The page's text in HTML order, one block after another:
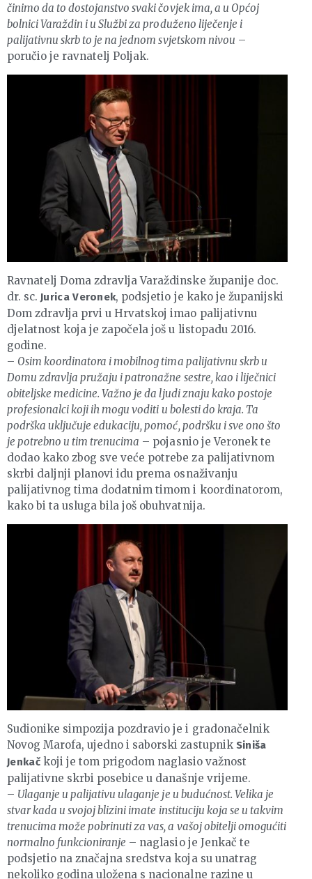
činimo da to dostojanstvo svaki čovjek ima, a u Općoj
bolnici Varaždin i u Službi za produženo liječenje i
palijativnu skrb to je na jednom svjetskom nivou –
poručio je ravnatelj Poljak.
Ravnatelj Doma zdravlja Varaždinske županije doc.
dr. sc.Jurica Veronek, podsjetio je kako je županijski
Dom zdravlja prvi u Hrvatskoj imao palijativnu
djelatnost koja je započela još u listopadu 2016.
godine.
– Osim koordinatora i mobilnog tima palijativnu skrb u
Domu zdravlja pružaju i patronažne sestre, kao i liječnici
obiteljske medicine. Važno je da ljudi znaju kako postoje
profesionalci koji ih mogu voditi u bolesti do kraja. Ta
podrška uključuje edukaciju, pomoć, podršku i sve ono što
je potrebno u tim trenucima – pojasnio je Veronek te
dodao kako zbog sve veće potrebe za palijativnom
skrbi daljnji planovi idu prema osnaživanju
palijativnog tima dodatnim timom i koordinatorom,
kako bi ta usluga bila još obuhvatnija.
Sudionike simpozija pozdravio je i gradonačelnik
Novog Marofa, ujedno i saborski zastupnik Siniša
Jenkačkoji je tom prigodom naglasio važnost
palijativne skrbi posebice u današnje vrijeme.
– Ulaganje u palijativu ulaganje je u budućnost. Velika je
stvar kada u svojoj blizini imate instituciju koja se u takvim
trenucima može pobrinuti za vas, a vašoj obitelji omogućiti
normalno funkcioniranje – naglasio je Jenkač te
podsjetio na značajna sredstva koja su unatrag
nekoliko godina uložena s nacionalne razine u